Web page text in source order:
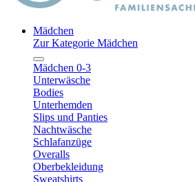
Mädchen
Zur Kategorie Mädchen
Mädchen 0-3
Unterwäsche
Bodies
Unterhemden
Slips und Panties
Nachtwäsche
Schlafanzüge
Overalls
Oberbekleidung
Sweatshirts